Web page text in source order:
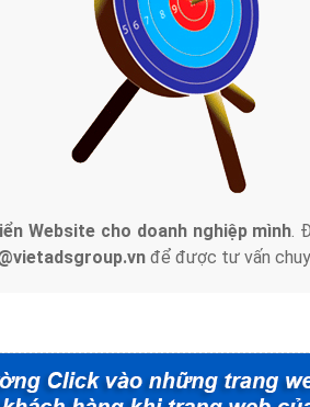
Online?
kỹ thuật quảng cáo trực tuyến,
đến cho khách hàng sản phẩm/